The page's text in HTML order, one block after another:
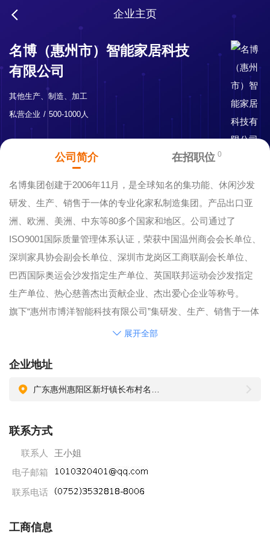
企业主页
名博（惠州市）智能家居科技
有限公司
其他生产、制造、加工
私营企业
500-1000人
公司简介 在招职位 0
名博集团创建于2006年11月，是全球知名的集功能、休闲沙发
研发、生产、销售于一体的专业化家私制造集团。产品出口亚
洲、欧洲、美洲、中东等80多个国家和地区。公司通过了
ISO9001国际质量管理体系认证，荣获中国温州商会会长单位、
深圳家具协会副会长单位、深圳市龙岗区工商联副会长单位、
巴西国际奥运会沙发指定生产单位、英国联邦运动会沙发指定
生产单位、热心慈善杰出贡献企业、杰出爱心企业等称号。
旗下“惠州市博洋智能科技有限公司”集研发、生产、销售于一体
售于一体专业化的功能、休闲沙发的现代化工业园。
名博集团自建工业园16万平方，位于惠州市惠阳区，新工业园
爱护，坚持创新、学习、团结、共赢的发展思路，努力担当社
会责任，为成为百年名企而共同努力奋斗。因集团飞速发展需
要，惠州工业园新宽敞舒适的办公场所和生产车间，先进的智
能机器设备，货源充足，工资合理，每月出粮准时，广阔而良
佳机遇。是千里马，你就加入我们团队吧！"
展开全部
企业地址
联系方式
联系人
王小姐
电子邮箱
联系电话
工商信息